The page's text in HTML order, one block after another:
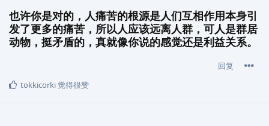
也许你是对的，人痛苦的根源是人们互相作用本身引
发了更多的痛苦，所以人应该远离人群，可人是群居
动物，挺矛盾的，真就像你说的感觉还是利益关系。
回复
tokkicorki觉得很赞